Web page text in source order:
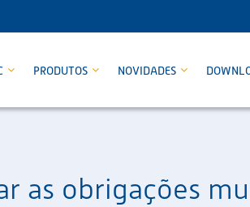
PRODUTOS NOVIDADES
as obrigações